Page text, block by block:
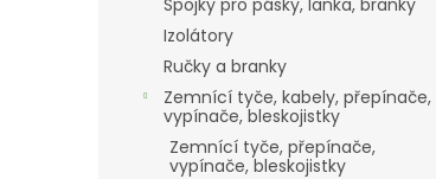
Spojky pro pásky, lanka, branky
Izolátory
Ručky a branky
Zemnící tyče, kabely, přepínače,
vypínače, bleskojistky
Zemnící tyče, přepínače,
vypínače, bleskojistky